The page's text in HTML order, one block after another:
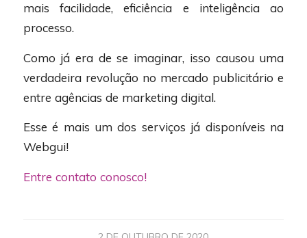
mais facilidade, eficiência e inteligência ao
processo.
Como já era de se imaginar, isso causou uma
verdadeira revolução no mercado publicitário e
entre agências de marketing digital.
Esse é mais um dos serviços já disponíveis na
Webgui!
Entre contato conosco!